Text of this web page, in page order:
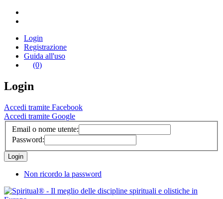
Login
Registrazione
Guida all'uso
(0)
Login
Accedi tramite Facebook
Accedi tramite Google
Email o nome utente:
Password:
Non ricordo la password